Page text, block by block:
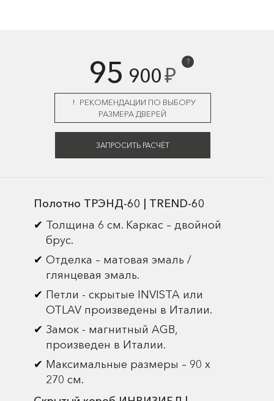
95 900₽
?
РЕКОМЕНДАЦИИ ПО ВЫБОРУ
РАЗМЕРА ДВЕРЕЙ
ЗАПРОСИТЬ РАСЧЁТ
Полотно ТРЭНД-60 | TREND-60
Толщина 6 см. Каркас – двойной
брус.
Отделка – матовая эмаль /
глянцевая эмаль.
Петли - скрытые INVISTA или
OTLAV произведены в Италии.
Замок - магнитный AGB,
произведен в Италии.
Максимальные размеры – 90 х
270 см.